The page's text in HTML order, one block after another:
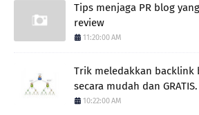
Tips menjaga PR blog
review
11:20:00 AM
Trik meledakkan backlink
secara mudah dan GRATIS.
10:22:00 AM